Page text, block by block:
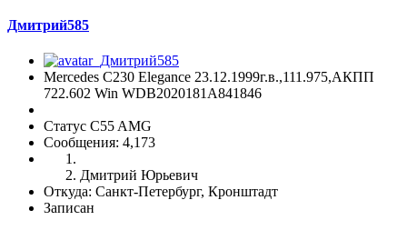
Дмитрий585
Mercedes C230 Elegance 23.12.1999г.в.,111.975,АКПП
722.602 Win WDB2020181A841846
Статус C55 AMG
Сообщения: 4,173
Дмитрий Юрьевич
Откуда: Санкт-Петербург, Кронштадт
Записан